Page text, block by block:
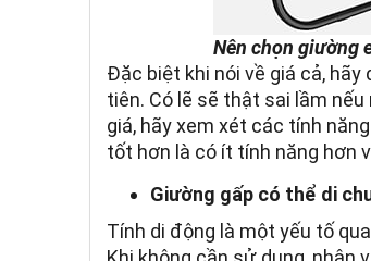
Nên chọn giường
Đặc biệt khi nói về giá cả,
tiên. Có lẽ sẽ thật sai lầm
giá, hãy xem xét các tính
tốt hơn là có ít tính năng hơn
Giường gấp có thể di
Tính di động là một yếu tố